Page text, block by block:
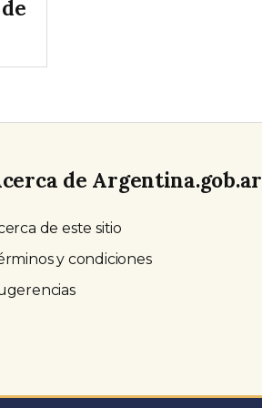
de Argentina.gob.ar
de este sitio
y condiciones